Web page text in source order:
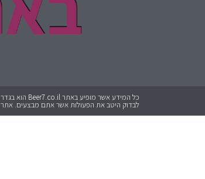
לבדוק היטב את הפעולות אשר אתם מבצעים. אתר Beer7.co.il לא לוקח אחריות על כל פעולה שתבצעו.